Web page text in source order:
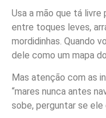
Usa a mão que tá livre
entre toques leves,
mordidinhas. Quando
dele como um mapa
Mas atenção com as
“mares nunca antes
sobe, perguntar se